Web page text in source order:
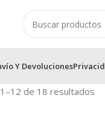
Y Devoluciones
de 18 resultados